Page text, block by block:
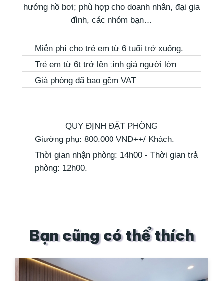
hướng hồ bơi; phù hợp cho doanh nhân, đại gia
đình, các nhóm bạn…
Miễn phí cho trẻ em từ 6 tuổi trở xuống.
Trẻ em từ 6t trở lên tính giá người lớn
Giá phòng đã bao gồm VAT
QUY ĐỊNH ĐẶT PHÒNG
Giường phụ: 800.000 VND++/ Khách.
Thời gian nhận phòng: 14h00 - Thời gian trả
phòng: 12h00.
Bạn cũng có thể thích